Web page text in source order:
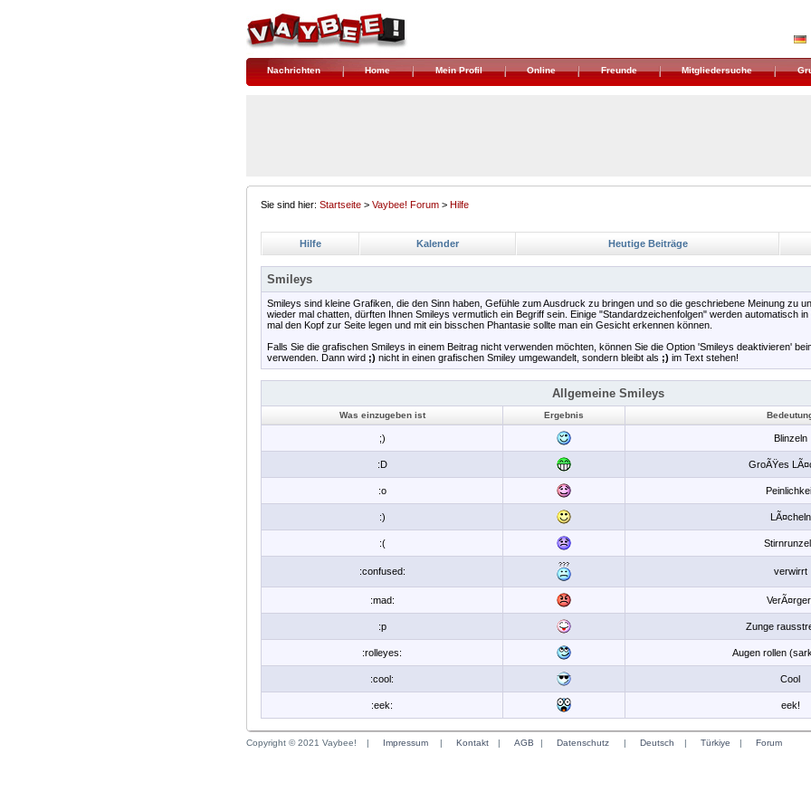
Nachrichten Home Mein Profil Online Freunde Mitgliedersuche
Sie sind hier: Startseite > Vaybee! Forum > Hilfe
Hilfe Kalender Heutige Beiträge
Smileys
Smileys sind kleine Grafiken, die den Sinn haben, Gefühle zum Ausdruck zu bringen und so die geschriebene Meinung zu
wieder mal chatten, dürften Ihnen Smileys vermutlich ein Begriff sein. Einige "Standardzeichenfolgen" werden automatisch
mal den Kopf zur Seite legen und mit ein bisschen Phantasie sollte man ein Gesicht erkennen können.
Falls Sie die grafischen Smileys in einem Beitrag nicht verwenden möchten, können Sie die Option 'Smileys deaktivieren'
verwenden. Dann wird ;) nicht in einen grafischen Smiley umgewandelt, sondern bleibt als ;) im Text stehen!
Allgemeine Smileys
Was einzugeben ist Ergebnis
;) Blinzeln
:D GroÃŸes
:o
:) LÃ¤cheln
:(
:confused: verwirrt
:mad:
:p Zunge
:rolleyes: Augen rollen
:cool: Cool
:eek: eek!
Copyright © 2021 Vaybee! | Impressum | Kontakt | AGB | Datenschutz | Deutsch | Türkiye | Forum